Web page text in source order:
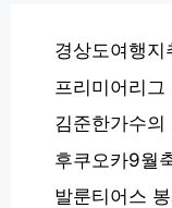
경상도여행
프리미어리
김준한가수의
후쿠오카9월
발룬티어스